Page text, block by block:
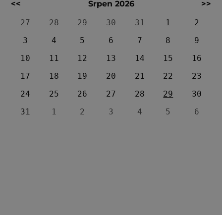
<< Srpen 2026
>>
27
28 29 30 31 1
2
3
4 5 6 7 8
9
10
11 12 13 14 15
16
17
18 19 20 21 22
23
24
25 26 27 28 29
30
31
1 2 3 4 5 6